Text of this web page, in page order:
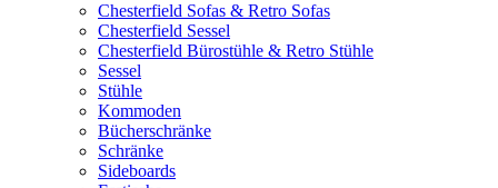
Chesterfield Sofas & Retro Sofas
Chesterfield Sessel
Chesterfield Bürostühle & Retro Stühle
Sessel
Stühle
Kommoden
Bücherschränke
Schränke
Sideboards